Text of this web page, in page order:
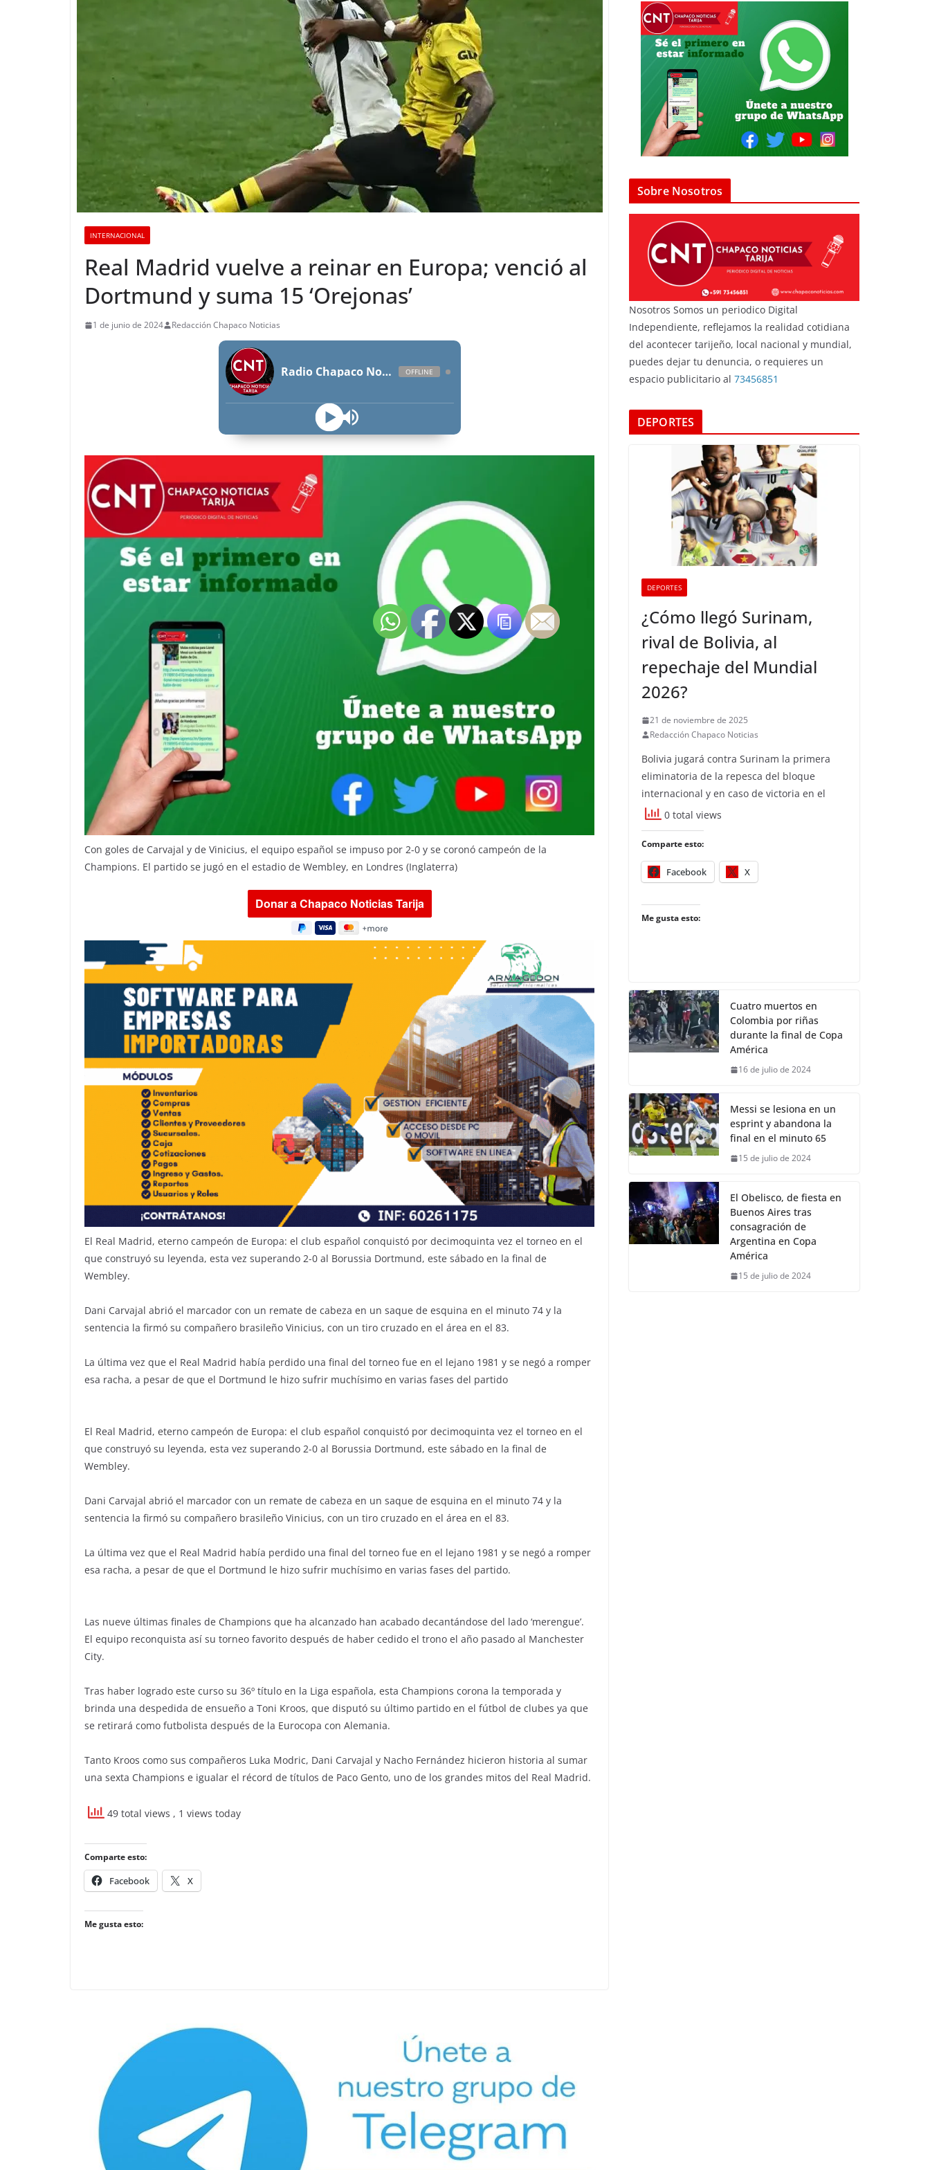
INTERNACIONAL
Real Madrid vuelve a reinar en Europa; venció al
Dortmund y suma 15 ‘Orejonas’
1 de junio de 2024 Redacción Chapaco Noticias
Radio Chapaco Noticias Las 24 horas en vivo OFFLINE
Con goles de Carvajal y de Vinicius, el equipo español se impuso por 2-0 y se coronó campeón de la
Champions. El partido se jugó en el estadio de Wembley, en Londres (Inglaterra)
El Real Madrid, eterno campeón de Europa: el club español conquistó por decimoquinta vez el torneo en el
que construyó su leyenda, esta vez superando 2-0 al Borussia Dortmund, este sábado en la final de
Wembley.
Dani Carvajal abrió el marcador con un remate de cabeza en un saque de esquina en el minuto 74 y la
sentencia la firmó su compañero brasileño Vinicius, con un tiro cruzado en el área en el 83.
La última vez que el Real Madrid había perdido una final del torneo fue en el lejano 1981 y se negó a romper
esa racha, a pesar de que el Dortmund le hizo sufrir muchísimo en varias fases del partido
El Real Madrid, eterno campeón de Europa: el club español conquistó por decimoquinta vez el torneo en el
que construyó su leyenda, esta vez superando 2-0 al Borussia Dortmund, este sábado en la final de
Wembley.
Dani Carvajal abrió el marcador con un remate de cabeza en un saque de esquina en el minuto 74 y la
sentencia la firmó su compañero brasileño Vinicius, con un tiro cruzado en el área en el 83.
La última vez que el Real Madrid había perdido una final del torneo fue en el lejano 1981 y se negó a romper
esa racha, a pesar de que el Dortmund le hizo sufrir muchísimo en varias fases del partido.
Las nueve últimas finales de Champions que ha alcanzado han acabado decantándose del lado ‘merengue’.
El equipo reconquista así su torneo favorito después de haber cedido el trono el año pasado al Manchester
City.
Tras haber logrado este curso su 36º título en la Liga española, esta Champions corona la temporada y
brinda una despedida de ensueño a Toni Kroos, que disputó su último partido en el fútbol de clubes ya que
se retirará como futbolista después de la Eurocopa con Alemania.
Tanto Kroos como sus compañeros Luka Modric, Dani Carvajal y Nacho Fernández hicieron historia al sumar
una sexta Champions e igualar el récord de títulos de Paco Gento, uno de los grandes mitos del Real Madrid.
49 total views , 1 views today
Comparte esto:
Facebook X
Me gusta esto:
Sobre Nosotros
Nosotros Somos un periodico Digital
Independiente, reflejamos la realidad cotidiana
del acontecer tarijeño, local nacional y mundial,
puedes dejar tu denuncia, o requieres un
espacio publicitario al 73456851
DEPORTES
DEPORTES
¿Cómo llegó Surinam,
rival de Bolivia, al
repechaje del Mundial
2026?
21 de noviembre de 2025
Redacción Chapaco Noticias
Bolivia jugará contra Surinam la primera
eliminatoria de la repesca del bloque
internacional y en caso de victoria en el
0 total views
Comparte esto:
Facebook X
Me gusta esto:
Cuatro muertos en
Colombia por riñas
durante la final de Copa
América
16 de julio de 2024
Messi se lesiona en un
esprint y abandona la
final en el minuto 65
15 de julio de 2024
El Obelisco, de fiesta en
Buenos Aires tras
consagración de
Argentina en Copa
América
15 de julio de 2024